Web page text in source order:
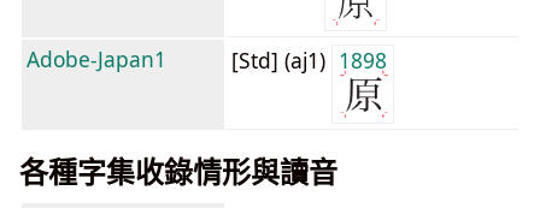
Adobe-Japan1 [Std] (aj1) 1898
各種字集收錄情形與讀音